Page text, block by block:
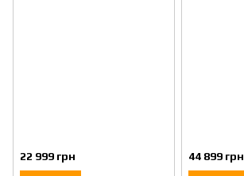
22 999 грн 44 899 грн